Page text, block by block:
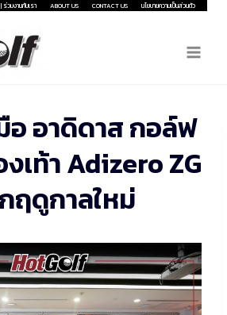
ร่วมงานกับเรา ABOUT US CONTACT US นโยบายความเป็นส่วนตัว
อ อาดิดาส กอล์ฟ
เท้า Adizero ZG
ฤดูกาลใหม่